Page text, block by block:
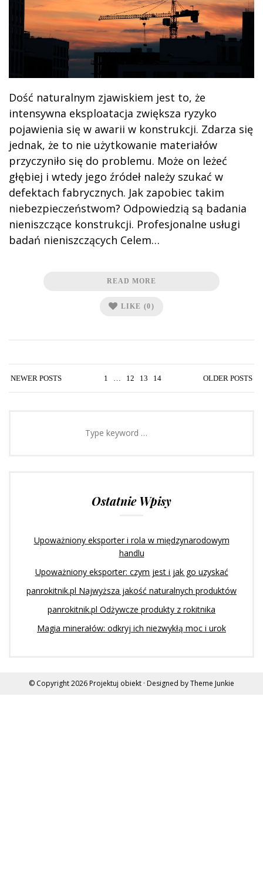
Dość naturalnym zjawiskiem jest to, że
intensywna eksploatacja zwiększa ryzyko
pojawienia się w awarii w konstrukcji. Zdarza się
jednak, że to nie użytkowanie materiałów
przyczyniło się do problemu. Może on leżeć
głębiej i wtedy jego źródeł należy szukać w
defektach fabrycznych. Jak zapobiec takim
niebezpieczeństwom? Odpowiedzią są badania
nieniszczące konstrukcji. Profesjonalne usługi
badań nieniszczących Celem…
READ MORE
LIKE (0)
STRONICOWANIE
NEWER POSTS 1 12 13 14 OLDER POSTS
Ostatnie Wpisy
Upoważniony eksporter i rola w międzynarodowym
handlu
Upoważniony eksporter: czym jest i jak go uzyskać
panrokitnik.pl Najwyższa jakość naturalnych produktów
panrokitnik.pl Odżywcze produkty z rokitnika
Magia minerałów: odkryj ich niezwykłą moc i urok
© Copyright 2026 Projektuj obiekt · Designed byTheme Junkie